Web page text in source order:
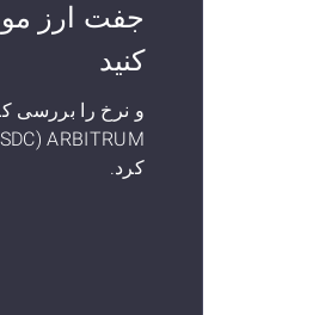
جفت ارز
کنید
کرد.